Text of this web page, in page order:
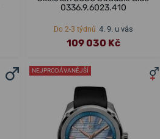
0336.9.6023.410
Do 2-3 týdnů 4. 9. u vás
109 030 Kč
NEJPRODÁVANĚJŠÍ